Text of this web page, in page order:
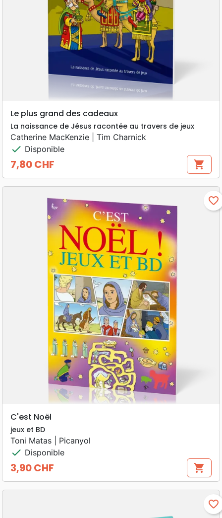
Le plus grand des cadeaux
La naissance de Jésus racontée au travers de jeux
Catherine MacKenzie | Tim Charnick
check Disponible
Prix
7,80 CHF shopping_cart
favorite_border
C'est Noël
jeux et BD
Toni Matas | Picanyol
check Disponible
Prix
3,90 CHF shopping_cart
favorite_border